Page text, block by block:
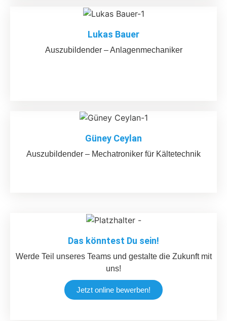
Lukas Bauer
Auszubildender – Anlagenmechaniker
Güney Ceylan
Auszubildender – Mechatroniker für Kältetechnik
Das könntest Du sein!
Werde Teil unseres Teams und gestalte die Zukunft mit
uns!
Jetzt online bewerben!